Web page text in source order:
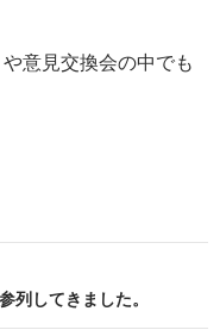
意見交換会の中でも
してきました。